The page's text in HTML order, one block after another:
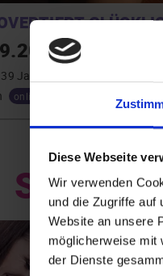
Diese Webseite
Wir verwenden
und die Zugriffe auf
Website an unsere
möglicherweise mit
der Dienste
18:00
Jahre
online
Special